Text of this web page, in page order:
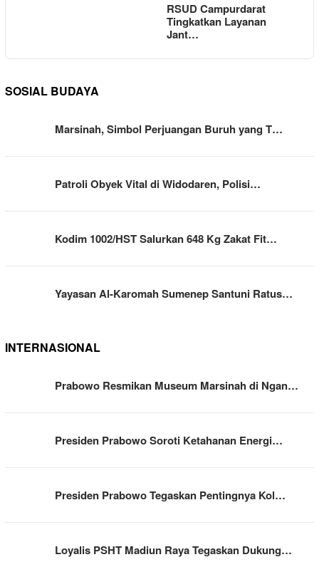
RSUD Campurdarat
Tingkatkan Layanan
Jant…
SOSIAL BUDAYA
Marsinah, Simbol Perjuangan Buruh yang T…
Patroli Obyek Vital di Widodaren, Polisi…
Kodim 1002/HST Salurkan 648 Kg Zakat Fit…
Yayasan Al-Karomah Sumenep Santuni Ratus…
INTERNASIONAL
Prabowo Resmikan Museum Marsinah di Ngan…
Presiden Prabowo Soroti Ketahanan Energi…
Presiden Prabowo Tegaskan Pentingnya Kol…
Loyalis PSHT Madiun Raya Tegaskan Dukung…